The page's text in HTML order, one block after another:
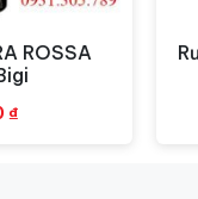
ROSSA
₫